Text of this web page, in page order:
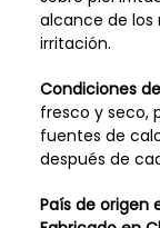
alcance de los
irritación.
Condiciones
fresco y seco,
fuentes de
después de
País de origen